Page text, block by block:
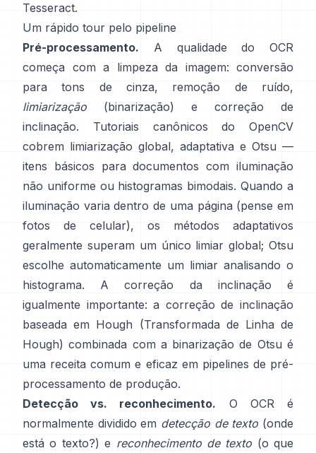
Tesseract.
Um rápido tour pelo pipeline
Pré-processamento. A qualidade do OCR
começa com a limpeza da imagem: conversão
para tons de cinza, remoção de ruído,
limiarização (binarização) e correção de
inclinação. Tutoriais canônicos do OpenCV
cobrem limiarização global, adaptativa e Otsu —
itens básicos para documentos com iluminação
não uniforme ou histogramas bimodais. Quando a
iluminação varia dentro de uma página (pense em
fotos de celular), os métodos adaptativos
geralmente superam um único limiar global; Otsu
escolhe automaticamente um limiar analisando o
histograma. A correção da inclinação é
igualmente importante: a correção de inclinação
baseada em Hough (Transformada de Linha de
Hough) combinada com a binarização de Otsu é
uma receita comum e eficaz em pipelines de pré-
processamento de produção.
Detecção vs. reconhecimento. O OCR é
normalmente dividido em detecção de texto (onde
está o texto?) e reconhecimento de texto (o que